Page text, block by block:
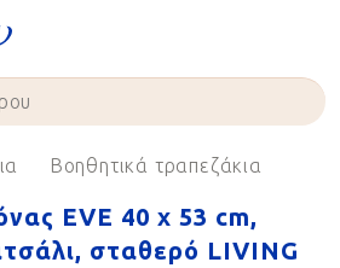
Βοηθητικά τραπεζάκια
EVE 40 x 53 cm,
σταθερό LIVING